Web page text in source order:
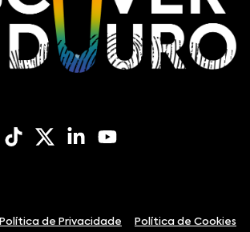
Política de Privacidade Política de Cookies